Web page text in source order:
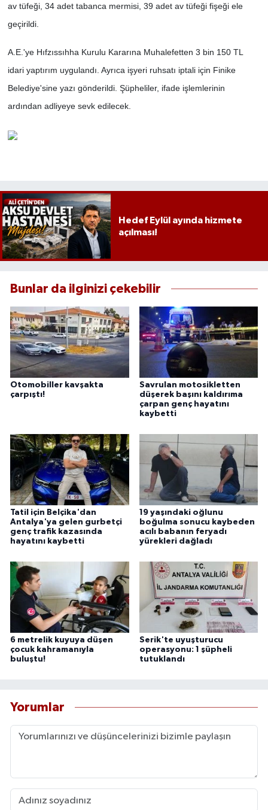
av tüfeği, 34 adet tabanca mermisi, 39 adet av tüfeği fişeği ele
geçirildi.
A.E.'ye Hıfzıssıhha Kurulu Kararına Muhalefetten 3 bin 150 TL
idari yaptırım uygulandı. Ayrıca işyeri ruhsatı iptali için Finike
Belediye'sine yazı gönderildi. Şüpheliler, ifade işlemlerinin
ardından adliyeye sevk edilecek.
Hedef Eylül ayında hizmete
açılması!
Bunlar da ilginizi çekebilir
Otomobiller kavşakta
çarpıştı!
Savrulan motosikletten
düşerek başını kaldırıma
çarpan genç hayatını
kaybetti
Tatil için Belçika'dan
Antalya'ya gelen gurbetçi
genç trafik kazasında
hayatını kaybetti
19 yaşındaki oğlunu
boğulma sonucu kaybeden
acılı babanın feryadı
yürekleri dağladı
6 metrelik kuyuya düşen
çocuk kahramanıyla
buluştu!
Serik'te uyuşturucu
operasyonu: 1 şüpheli
tutuklandı
Yorumlar